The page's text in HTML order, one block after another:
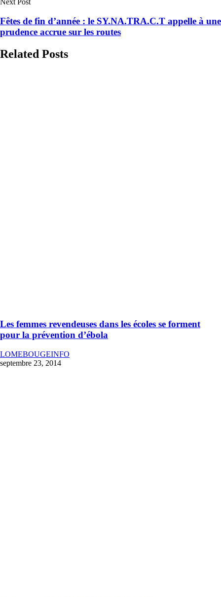
Fêtes de fin d’année : le SY.NA.TRA.C.T appelle à une
prudence accrue sur les routes
Related Posts
Les femmes revendeuses dans les écoles se forment
pour la prévention d’ébola
LOMEBOUGEINFO
septembre 23, 2014